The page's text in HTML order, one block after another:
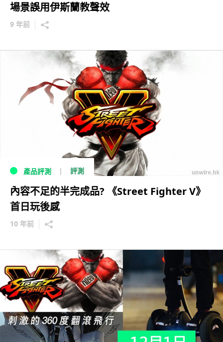
場景誤用伊斯蘭教聲效
9 年前
產品評測 評測
內容不足的半完成品? 《Street Fighter V》
首日玩後感
10 年前